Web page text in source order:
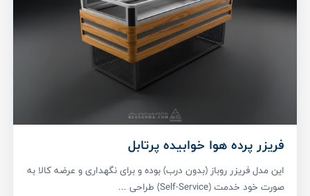
فریزر پرده هوا خوابیده پرتابل
این مدل فریزر روباز (بدون درب) بوده و برای نگهداری و عرضه کالا به
صورت خود خدمت (Self-Service) طراحی ...